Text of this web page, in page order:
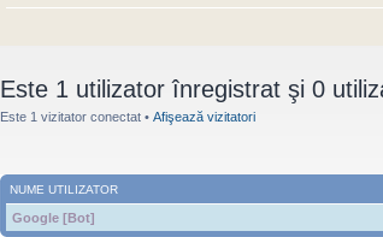
Este 1 utilizator înregistrat şi 0
Este 1 vizitator conectat • Afişează vizitatori
NUME UTILIZATOR
Google [Bot]